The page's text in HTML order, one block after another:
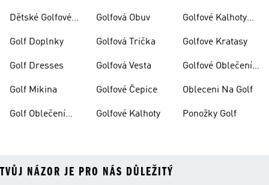
Dětské Golfové
Golf Doplnky
Golf Dresses
Golf Mikina
Golf Oblečení
Golfová Obuv
Golfová Trička
Golfová Vesta
Golfové Čepice
Golfové Kalhoty
Golfové Kalhoty
Golfove Kratasy
Golfové Oblečení
Obleceni Na Golf
Ponožky Golf
TVŮJ NÁZOR JE PRO NÁS DŮLEŽITÝ